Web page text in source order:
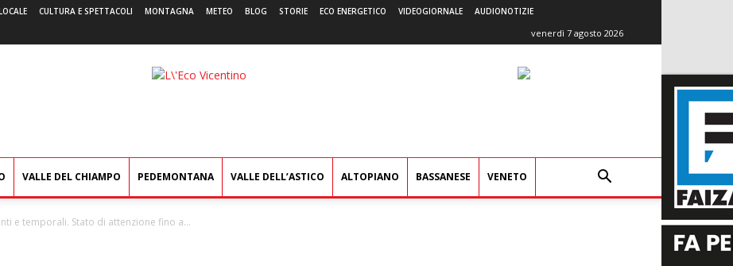
CULTURA E SPETTACOLI MONTAGNA METEO BLOG STORIE ECO ENERGETICO VIDEOGIORNALE AUDIONOTIZIE
venerdì 7 agosto 2026
L'Eco
VALLE DEL CHIAMPO PEDEMONTANA VALLE DELL’ASTICO ALTOPIANO BASSANESE VENETO
e temporali. Stato di attenzione fino a...